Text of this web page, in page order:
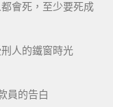
會死，至少要死成
人的鐵窗時光
員的告白